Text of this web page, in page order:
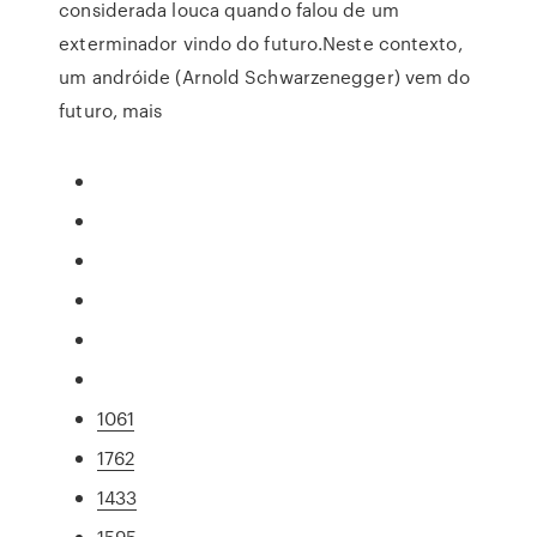
considerada louca quando falou de um
exterminador vindo do futuro.Neste contexto,
um andróide (Arnold Schwarzenegger) vem do
futuro, mais
1061
1762
1433